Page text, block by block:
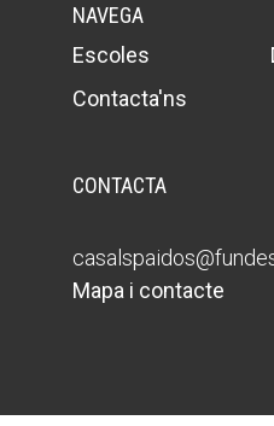
NAVEGA
Escoles
Contacta'ns
CONTACTA
Mapa i contacte